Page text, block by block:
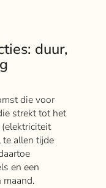
duur,
die voor
strekt tot het
allen tijde
en een